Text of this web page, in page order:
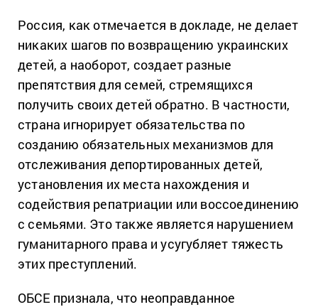
Россия, как отмечается в докладе, не делает
никаких шагов по возвращению украинских
детей, а наоборот, создает разные
препятствия для семей, стремящихся
получить своих детей обратно. В частности,
страна игнорирует обязательства по
созданию обязательных механизмов для
отслеживания депортированных детей,
установления их места нахождения и
содействия репатриации или воссоединению
с семьями. Это также является нарушением
гуманитарного права и усугубляет тяжесть
этих преступлений.
ОБСЕ признала, что неоправданное